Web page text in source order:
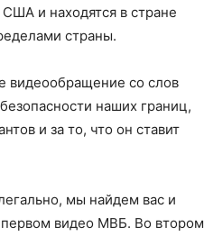
и находятся в стране
страны.
видеообращение со слов
наших границ,
и за то, что он ставит
мы найдем вас и
видео МВБ. Во втором